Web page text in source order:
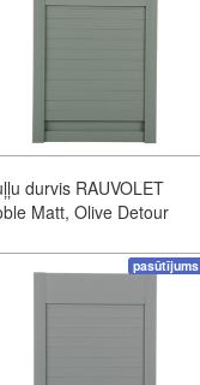
durvis RAUVOLET
Matt, Olive Detour
pasūtījums